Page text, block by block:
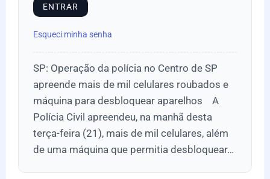
Esqueci minha senha
SP: Operação da polícia no Centro de SP
apreende mais de mil celulares roubados e
máquina para desbloquear aparelhos A
Polícia Civil apreendeu, na manhã desta
terça-feira (21), mais de mil celulares, além
de uma máquina que permitia desbloquear…